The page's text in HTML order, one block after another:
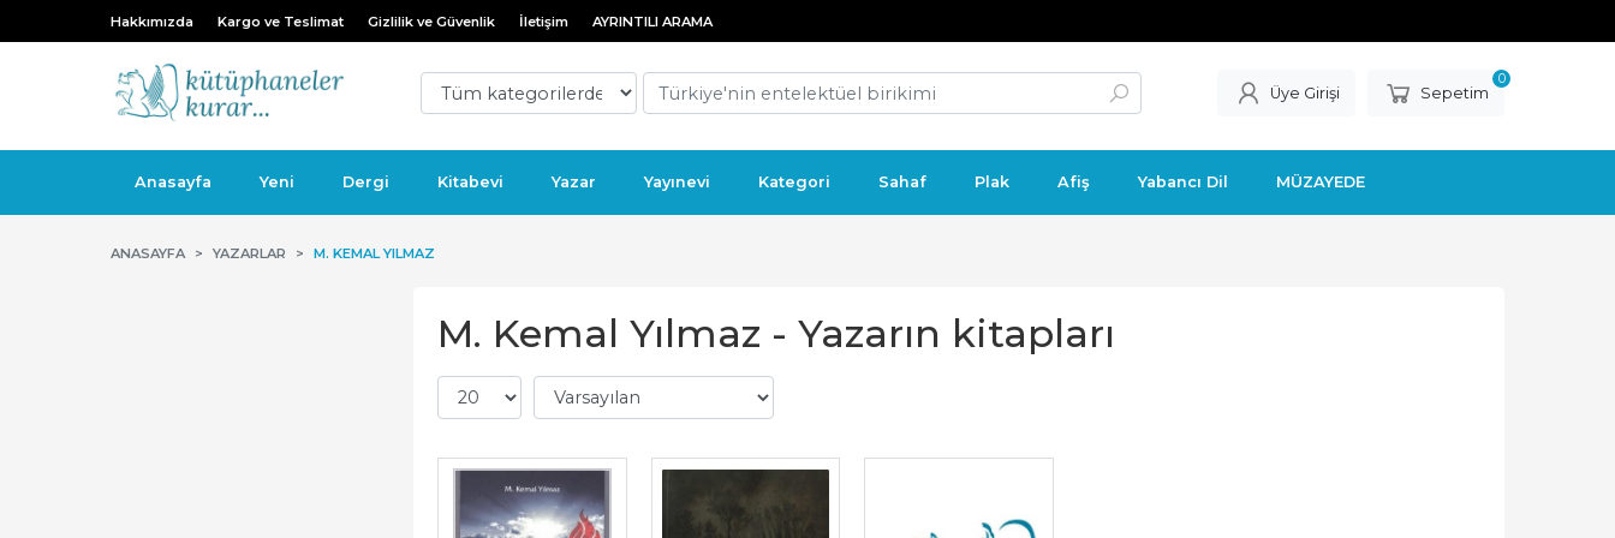
Hakkımızda Kargo ve Teslimat Gizlilik ve Güvenlik İletişim AYRINTILI ARAMA
Üye Girişi Sepetim
0
Anasayfa Yeni Dergi Kitabevi Yazar Yayınevi Kategori Sahaf Plak Afiş Yabancı Dil MÜZAYEDE
ANASAYFA YAZARLAR M. KEMAL YILMAZ
M. Kemal Yılmaz - Yazarın kitapları